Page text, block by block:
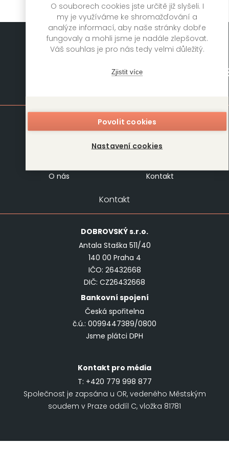
O souborech cookies jste určitě již slyšeli. I
my je využíváme ke shromažďování a
analýze informací, aby naše stránky dobře
fungovaly a mohli jsme je nadále zlepšovat.
Váš souhlas je pro nás tedy velmi důležitý.
Zjistit více
Povolit cookies
Nastavení cookies
Autoři
Foreign Rights
O nás
Kontakt
Kontakt
DOBROVSKÝs.r.o.
Antala Staška 511/40
140 00 Praha 4
IČO: 26432668
DIČ: CZ26432668
Bankovní spojení
Česká spořitelna
č.ú.: 0099447389/0800
Jsme plátci DPH
Kontakt pro média
T: +420 779 998 877
Společnost je zapsána u OR, vedeného Městským
soudem v Praze oddíl C, vložka 81781